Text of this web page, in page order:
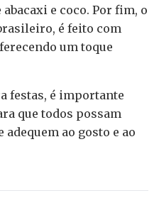
e coco. Por fim, o
é feito com
um toque
festas, é importante
que todos possam
ao gosto e ao